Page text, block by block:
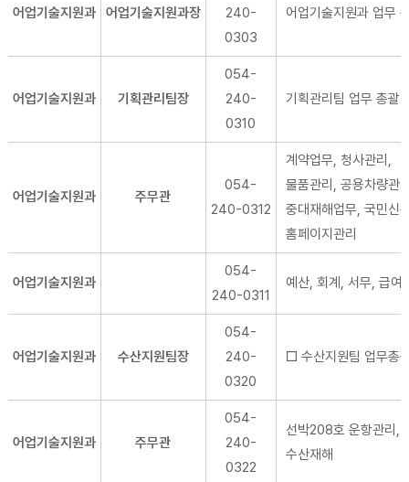
어업기술지원과 어업기술지원과장
240-
0303
어업기술지원과 업무
어업기술지원과 기획관리팀장
054-
240-
0310
기획관리팀 업무 총괄
어업기술지원과 주무관
054-
240-0312
계약업무, 청사관리,
물품관리, 공용차량관
중대재해업무, 국민신
홈페이지관리
어업기술지원과
054-
240-0311
예산, 회계, 서무, 급여
어업기술지원과 수산지원팀장
054-
240-
0320
□ 수산지원팀 업무총
어업기술지원과 주무관
054-
240-
0322
선박208호 운항관리,
수산재해